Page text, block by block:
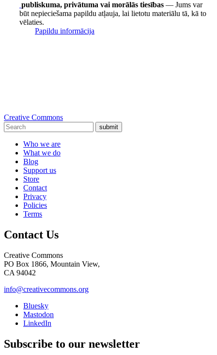
publiskuma, privātuma vai morālās tiesības — Jums var
būt nepieciešama papildu atļauja, lai lietotu materiālu tā, kā to
vēlaties.
Papildu informācija
Creative Commons
submit
Who we are
What we do
Blog
Support us
Store
Contact
Privacy
Policies
Terms
Contact Us
Creative Commons
PO Box 1866, Mountain View,
CA 94042
info@creativecommons.org
Bluesky
Mastodon
LinkedIn
Subscribe to our newsletter